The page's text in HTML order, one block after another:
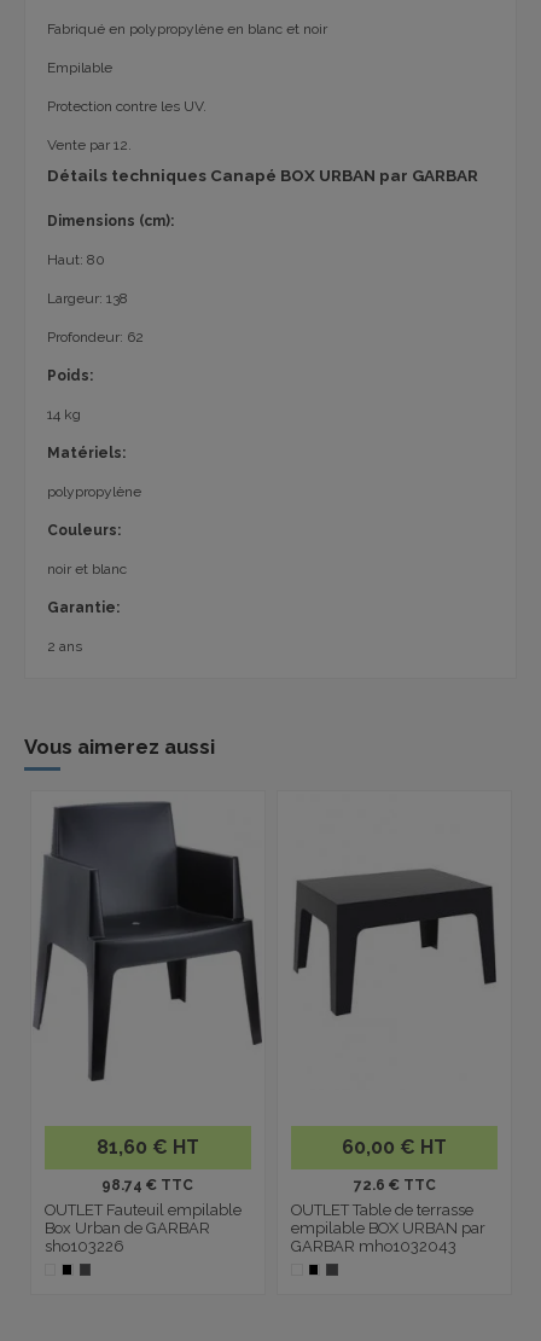
Fabriqué en polypropylène en blanc et noir
Empilable
Protection contre les UV.
Vente par 12.
Détails techniques Canapé BOX URBAN par GARBAR
Dimensions (cm):
Haut: 80
Largeur: 138
Profondeur: 62
Poids:
14 kg
Matériels:
polypropylène
Couleurs:
noir et blanc
Garantie:
2 ans
Vous aimerez aussi
81,60 € HT
98.74 € TTC
OUTLET Fauteuil empilable
Box Urban de GARBAR
sho103226
60,00 € HT
72.6 € TTC
OUTLET Table de terrasse
empilable BOX URBAN par
GARBAR mho1032043